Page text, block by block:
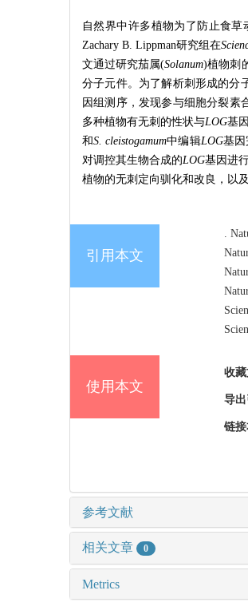
自然界中许多植物为了防止食
Zachary B. Lippman研究组在
文通过研究茄属(Solanum)植物刺
分子元件。为了解析刺形成的分
因组测序，发现参与细胞分裂素
多种植物有无刺的性状与LOG基
和S. cleistogamum中编辑LOG基因
对调控其生物合成的LOG基因进
植物的无刺定向驯化和改良，以
引用本文
.
使用本文
收
导
链
参考文献
相关文章 0
Metrics